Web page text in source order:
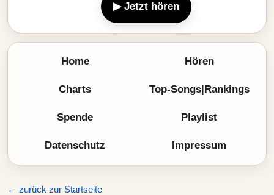
▶ Jetzt hören
Home Hören
Charts Top-Songs|Rankings
Spende Playlist
Datenschutz Impressum
← zurück zur Startseite